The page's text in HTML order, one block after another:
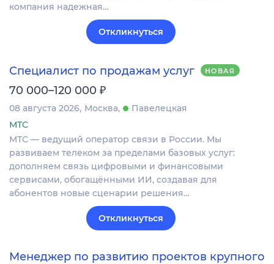
компания надежная…
Откликнуться
Специалист по продажам услуг НОВАЯ
70 000–120 000 ₽
08 августа 2026 Москва
Павелецкая
МТС
МТС — ведущий оператор связи в России. Мы
развиваем телеком за пределами базовых услуг:
дополняем связь цифровыми и финансовыми
сервисами, обогащёнными ИИ, создавая для
абонентов новые сценарии решения…
Откликнуться
Менеджер по развитию проектов крупного